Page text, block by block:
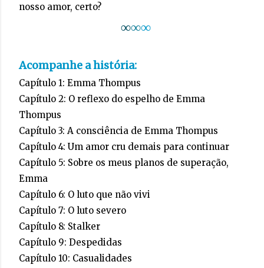
nosso amor, certo?
∞∞∞
Acompanhe a história:
Capítulo 1: Emma Thompus
Capítulo 2: O reflexo do espelho de Emma
Thompus
Capítulo 3: A consciência de Emma Thompus
Capítulo 4: Um amor cru demais para continuar
Capítulo 5: Sobre os meus planos de superação,
Emma
Capítulo 6: O luto que não vivi
Capítulo 7: O luto severo
Capítulo 8: Stalker
Capítulo 9: Despedidas
Capítulo 10: Casualidades